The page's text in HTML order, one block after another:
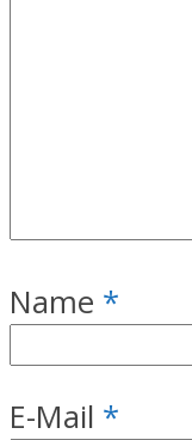
Name *
E-Mail *